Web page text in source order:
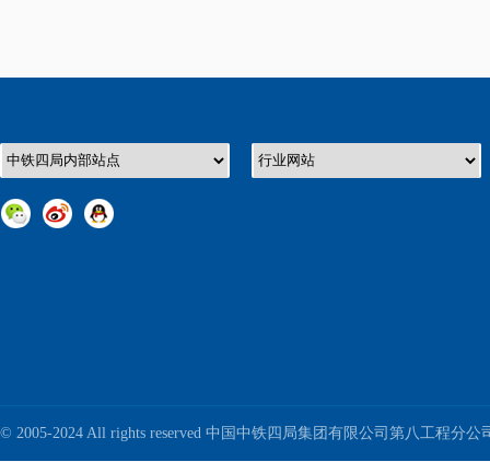
© 2005-2024 All rights reserved 中国中铁四局集团有限公司第八工程分